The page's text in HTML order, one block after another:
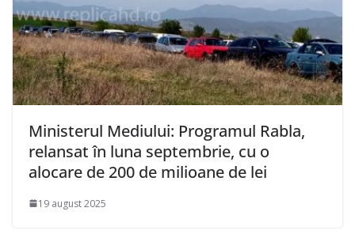
Ministerul Mediului: Programul Rabla,
relansat în luna septembrie, cu o
alocare de 200 de milioane de lei
19 august 2025